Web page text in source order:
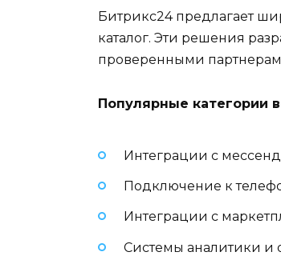
Битрикс24 предлагает
каталог. Эти решения
проверенными
Популярные категории
Интеграции с
Подключение к
Интеграции с
Системы аналитики и